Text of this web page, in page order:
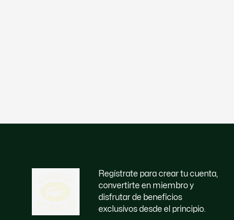
Regístrate para crear tu cuenta,
convertirte en miembro y
disfrutar de beneficios
exclusivos desde el principio.